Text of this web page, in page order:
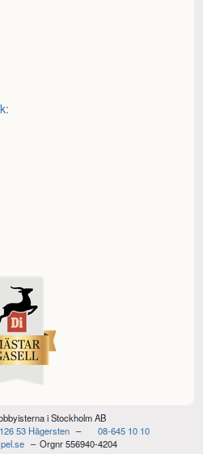
i Stockholm AB
53 Hägersten
08-645 10 10
Orgnr 556940-4204